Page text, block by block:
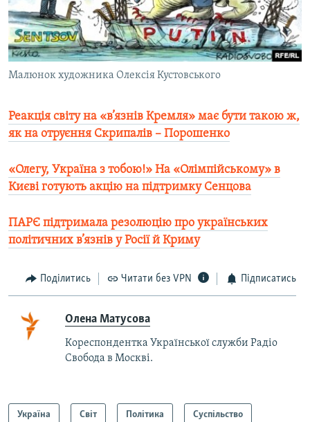
Малюнок художника Олексія Кустовського
Реакція світу на «в’язнів Кремля» має бути такою ж,
як на отруєння Скрипалів – Порошенко​
«Олегу, Україна з тобою!» На «Олімпійському» в
Києві готують акцію на підтримку Сенцова​
ПАРЄ підтримала резолюцію про українських
політичних в’язнів у Росії й Криму
Поділитись Читати без VPN Підписатись
Олена Матусова
Кореспондентка Української служби Радіо
Свобода в Москві.
Україна Світ Політика Суспільство